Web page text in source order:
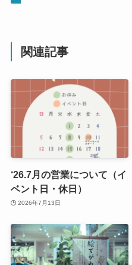
関連記事
‘26.7月の営業について（イ
ベント日・休日）
2026年7月13日